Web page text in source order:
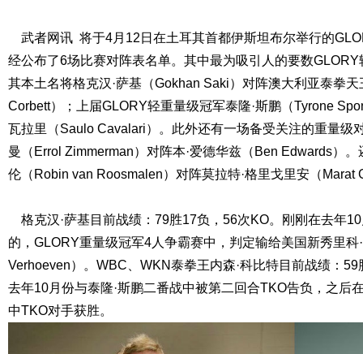
武者网讯 将于4月12日在土耳其首都伊斯坦布尔举行的
经公布了6场比赛对阵表名单。其中最为吸引人的要数
其本土名将格克汉·萨基（Gokhan Saki）对阵澳大利亚泰拳
Corbett）；上届GLORY轻重量级冠军泰隆·斯鹏（Tyrone
瓦拉里（Saulo Cavalari）。此外还有一场备受关注的重量级
曼（Errol Zimmerman）对阵本·爱德华兹（Ben Edwards）。
伦（Robin van Roosmalen）对阵莫拉特·格里戈里安（Marat
格克汉·萨基目前战绩：79胜17负，56次KO。刚刚在去年
的，GLORY重量级冠军4人争霸赛中，判定输给美国新秀里科
Verhoeven）。WBC、WKN泰拳王内森·科比特目前战绩：
去年10月份与泰隆·斯鹏二番战中被第二回合TKO告负，之后
中TKO对手获胜。